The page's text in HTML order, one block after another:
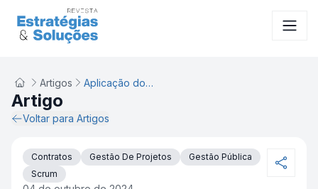
Artigos Aplicação do Scrum para o controle de contratos em uma Gestão Municipal do interior nordestino
Artigo
Voltar para Artigos
Contratos Gestão De Projetos
Gestão Pública
Scrum